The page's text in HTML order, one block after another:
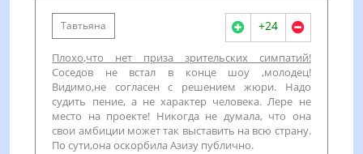
Тавтьяна +24
Плохо,что нет приза зрительских симпатий!
Соседов не встал в конце шоу ,молодец!
Видимо,не согласен с решением жюри. Надо
судить пение, а не характер человека. Лере не
место на проекте! Никогда не думала, что она
свои амбиции может так выставить на всю страну.
По сути,она оскорбила Азизу публично.